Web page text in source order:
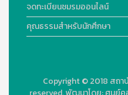
จดทะเบียนชมรมออนไลน์
คุณธรรมสำหรับนักศึกษา
Copyright © 2018 สถา